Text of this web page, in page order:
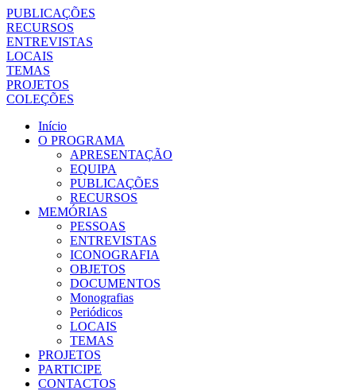
PUBLICAÇÕES
RECURSOS
ENTREVISTAS
LOCAIS
TEMAS
PROJETOS
COLEÇÕES
Início
O PROGRAMA
APRESENTAÇÃO
EQUIPA
PUBLICAÇÕES
RECURSOS
MEMÓRIAS
PESSOAS
ENTREVISTAS
ICONOGRAFIA
OBJETOS
DOCUMENTOS
Monografias
Periódicos
LOCAIS
TEMAS
PROJETOS
PARTICIPE
CONTACTOS